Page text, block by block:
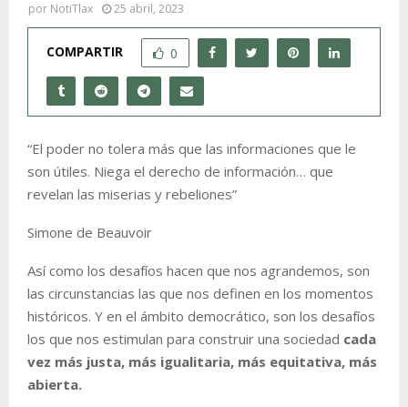
por NotiTlax 25 abril, 2023
COMPARTIR 0
“El poder no tolera más que las informaciones que le
son útiles. Niega el derecho de información… que
revelan las miserias y rebeliones”
Simone de Beauvoir
Así como los desafíos hacen que nos agrandemos, son
las circunstancias las que nos definen en los momentos
históricos. Y en el ámbito democrático, son los desafíos
los que nos estimulan para construir una sociedad cada
vez más justa, más igualitaria, más equitativa, más
abierta.